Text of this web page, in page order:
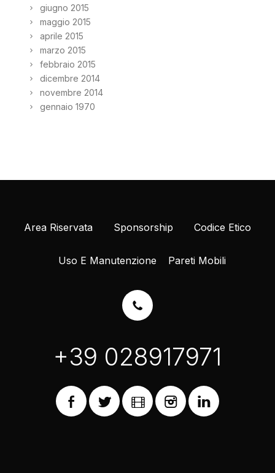
giugno 2015
maggio 2015
aprile 2015
marzo 2015
febbraio 2015
dicembre 2014
novembre 2014
gennaio 1970
Area Riservata Sponsorship Codice Etico
Uso E Manutenzione Pareti Mobili
+39 028917971